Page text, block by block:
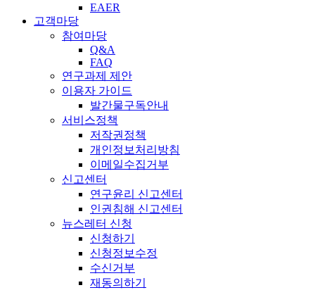
EAER
고객마당
참여마당
Q&A
FAQ
연구과제 제안
이용자 가이드
발간물구독안내
서비스정책
저작권정책
개인정보처리방침
이메일수집거부
신고센터
연구윤리 신고센터
인권침해 신고센터
뉴스레터 신청
신청하기
신청정보수정
수신거부
재동의하기